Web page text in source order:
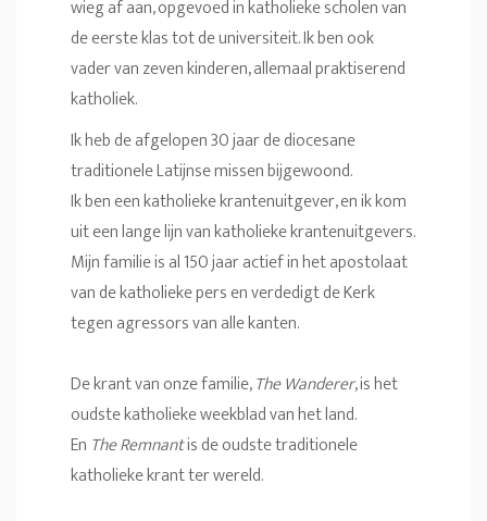
wieg af aan, opgevoed in katholieke scholen van
de eerste klas tot de universiteit. Ik ben ook
vader van zeven kinderen, allemaal praktiserend
katholiek.
Ik heb de afgelopen 30 jaar de diocesane
traditionele Latijnse missen bijgewoond.
Ik ben een katholieke krantenuitgever, en ik kom
uit een lange lijn van katholieke krantenuitgevers.
Mijn familie is al 150 jaar actief in het apostolaat
van de katholieke pers en verdedigt de Kerk
tegen agressors van alle kanten.
De krant van onze familie,The Wanderer, is het
oudste katholieke weekblad van het land.
En The Remnantis de oudste traditionele
katholieke krant ter wereld.